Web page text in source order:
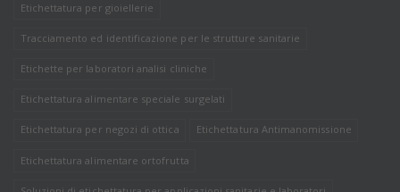
Etichettatura per gioiellerie
Tracciamento ed identificazione per le strutture sanitarie
Etichette per laboratori analisi cliniche
Etichettatura alimentare speciale surgelati
Etichettatura per negozi di ottica Etichettatura Antimanomissione
Etichettatura alimentare ortofrutta